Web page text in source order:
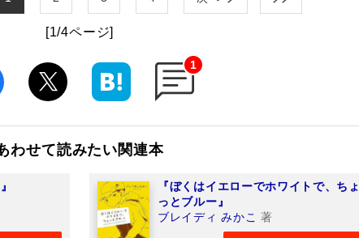
[1/4ページ]
1
わせて読みたい関連本
『ぼくはイエローでホワイトで、ちょ
っとブルー』
ブレイディ みかこ 著